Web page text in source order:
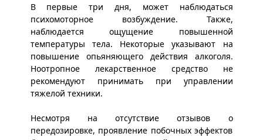
В первые три дня, может наблюдаться
психомоторное возбуждение. Также,
наблюдается ощущение повышенной
температуры тела. Некоторые указывают на
повышение опьяняющего действия алкоголя.
Ноотропное лекарственное средство не
рекомендуют принимать при управлении
тяжелой техники.
Несмотря на отсутствие отзывов о
передозировке, проявление побочных эффектов